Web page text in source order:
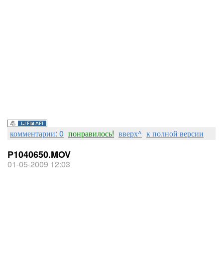
комментарии: 0 понравилось! вверх^ к полной версии
P1040650.MOV
01-05-2009 12:03